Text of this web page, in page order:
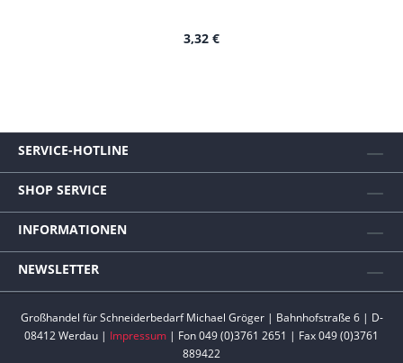
3,32 €
SERVICE-HOTLINE
SHOP SERVICE
INFORMATIONEN
NEWSLETTER
Großhandel für Schneiderbedarf Michael Gröger | Bahnhofstraße 6 | D-
08412 Werdau | Impressum | Fon 049 (0)3761 2651 | Fax 049 (0)3761
889422